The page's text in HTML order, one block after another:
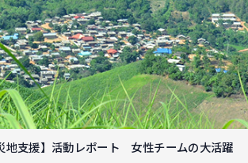
地支援】活動レポート 女性チームの大活躍